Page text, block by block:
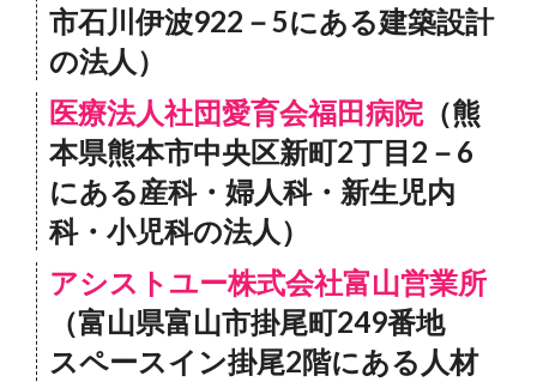
市石川伊波922－5にある建築設計
の法人）
医療法人社団愛育会福田病院（熊
本県熊本市中央区新町2丁目2－6
にある産科・婦人科・新生児内
科・小児科の法人）
アシストユー株式会社富山営業所
（富山県富山市掛尾町249番地
スペースイン掛尾2階にある人材